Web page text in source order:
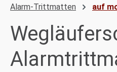
Alarm-Trittmatten
auf